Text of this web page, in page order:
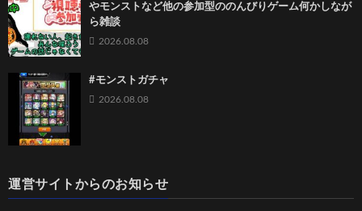
やモンストなど他の参加型ののんびりゲーム何かしなが
ら雑談
2026.08.08
#モンストガチャ
2026.08.08
運営サイトからのお知らせ